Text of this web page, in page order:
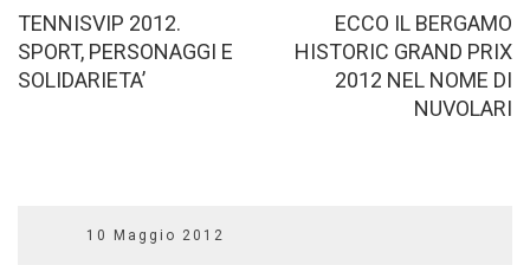
TENNISVIP 2012.
SPORT, PERSONAGGI E
SOLIDARIETA’
ECCO IL BERGAMO
HISTORIC GRAND PRIX
2012 NEL NOME DI
NUVOLARI
10 Maggio 2012